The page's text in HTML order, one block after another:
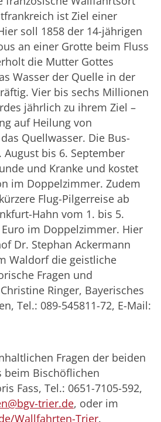
ist Ziel einer
soll 1858 der 14-jährigen
an einer Grotte beim Fluss
die Mutter Gottes
Wasser der Quelle in der
Vier bis sechs Millionen
jährlich zu ihrem Ziel –
auf Heilung von
Quellwasser. Die Bus-
August bis 6. September
und Kranke und kostet
im Doppelzimmer. Zudem
Flug-Pilgerreise ab
Hahn vom 1. bis 5.
im Doppelzimmer. Hier
Dr. Stephan Ackermann
Waldorf die geistliche
Fragen und
Ringer, Bayerisches
Tel.: 089-545811-72, E-Mail:
Fragen der beiden
beim Bischöflichen
Fass, Tel.: 0651-7105-592,
trier.de, oder im
Wallfahrten-Trier.